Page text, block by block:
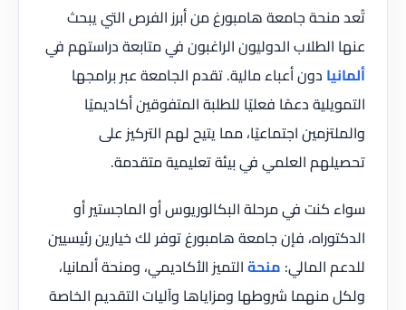
تُعد منحة جامعة هامبورغ من أبرز الفرص التي يبحث
عنها الطلاب الدوليون الراغبون في متابعة دراستهم في
ألمانيا دون أعباء مالية. تقدم الجامعة عبر برامجها
التمويلية دعمًا فعليًا للطلبة المتفوقين أكاديميًا
والملتزمين اجتماعيًا، مما يتيح لهم التركيز على
تحصيلهم العلمي في بيئة تعليمية متقدمة.
سواء كنت في مرحلة البكالوريوس أو الماجستير أو
الدكتوراه، فإن جامعة هامبورغ توفر لك خيارين رئيسيين
للدعم المالي: منحةالتميز الأكاديمي، ومنحة ألمانيا،
ولكل منهما شروطها ومزاياها وآليات التقديم الخاصة